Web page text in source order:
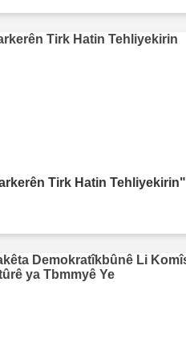
Tirk Hatin Tehliyekirin"